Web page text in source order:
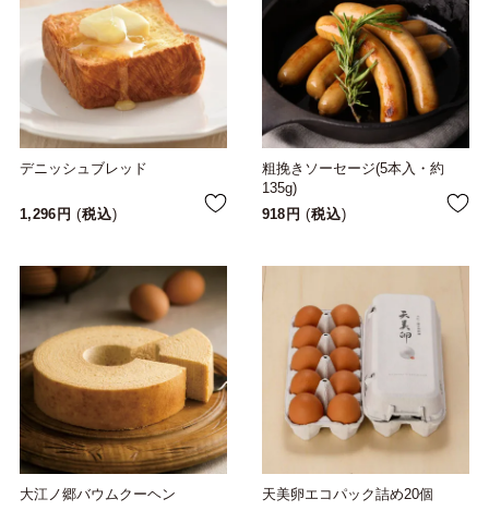
デニッシュブレッド
1,296 税込
粗挽きソーセージ(5本入・約
135g)
918
税込
大江ノ郷バウムクーヘン 天美卵エコパック詰め20個